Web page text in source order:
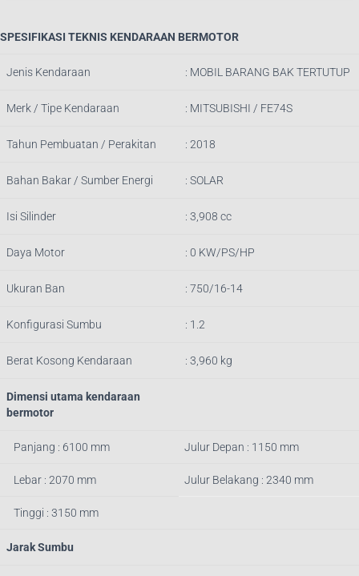
SPESIFIKASI TEKNIS KENDARAAN BERMOTOR
Jenis Kendaraan : MOBIL BARANG BAK TERTUTUP
Merk / Tipe Kendaraan : MITSUBISHI / FE74S
Tahun Pembuatan / Perakitan : 2018
Bahan Bakar / Sumber Energi : SOLAR
Isi Silinder : 3,908 cc
Daya Motor : 0 KW/PS/HP
Ukuran Ban : 750/16-14
Konfigurasi Sumbu : 1.2
Berat Kosong Kendaraan : 3,960 kg
Dimensi utama kendaraan
bermotor
Panjang : 6100 mm Julur Depan : 1150 mm
Lebar : 2070 mm Julur Belakang : 2340 mm
Tinggi : 3150 mm
Jarak Sumbu